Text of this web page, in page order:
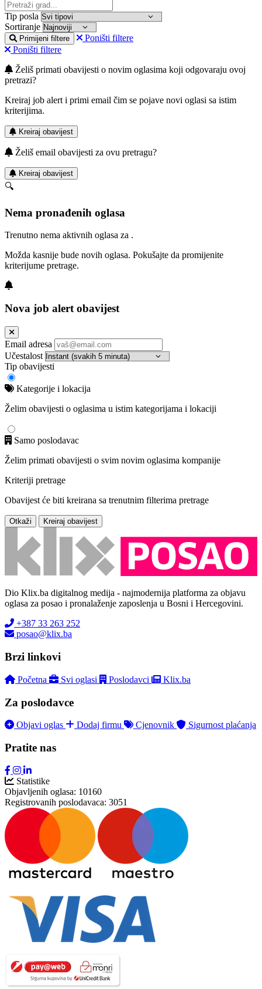
Tip posla
Sortiranje
Primijeni filtere
Poništi filtere
Poništi filtere
Želiš primati obavijesti o novim oglasima koji odgovaraju ovoj
pretrazi?
Kreiraj job alert i primi email čim se pojave novi oglasi sa istim
kriterijima.
Kreiraj obavijest
Želiš email obavijesti za ovu pretragu?
Kreiraj obavijest
🔍
Nema pronađenih oglasa
Trenutno nema aktivnih oglasa za .
Možda kasnije bude novih oglasa. Pokušajte da promijenite
kriterijume pretrage.
Nova job alert obavijest
Email adresa
Učestalost
Tip obavijesti
Kategorije i lokacija
Želim obavijesti o oglasima u istim kategorijama i lokaciji
Samo poslodavac
Želim primati obavijesti o svim novim oglasima kompanije
Kriteriji pretrage
Obavijest će biti kreirana sa trenutnim filterima pretrage
Otkaži Kreiraj obavijest
Dio Klix.ba digitalnog medija - najmodernija platforma za objavu
oglasa za posao i pronalaženje zaposlenja u Bosni i Hercegovini.
+387 33 263 252
posao@klix.ba
Brzi linkovi
Početna Svi oglasi Poslodavci Klix.ba
Za poslodavce
Objavi oglas Dodaj firmu Cjenovnik Sigurnost plaćanja
Pratite nas
Statistike
Objavljenih oglasa: 10160
Registrovanih poslodavaca: 3051